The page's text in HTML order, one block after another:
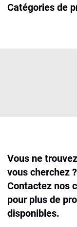
Catégories de
Vous ne
vous cherchez ?
Contactez nos
pour plus de
disponibles.